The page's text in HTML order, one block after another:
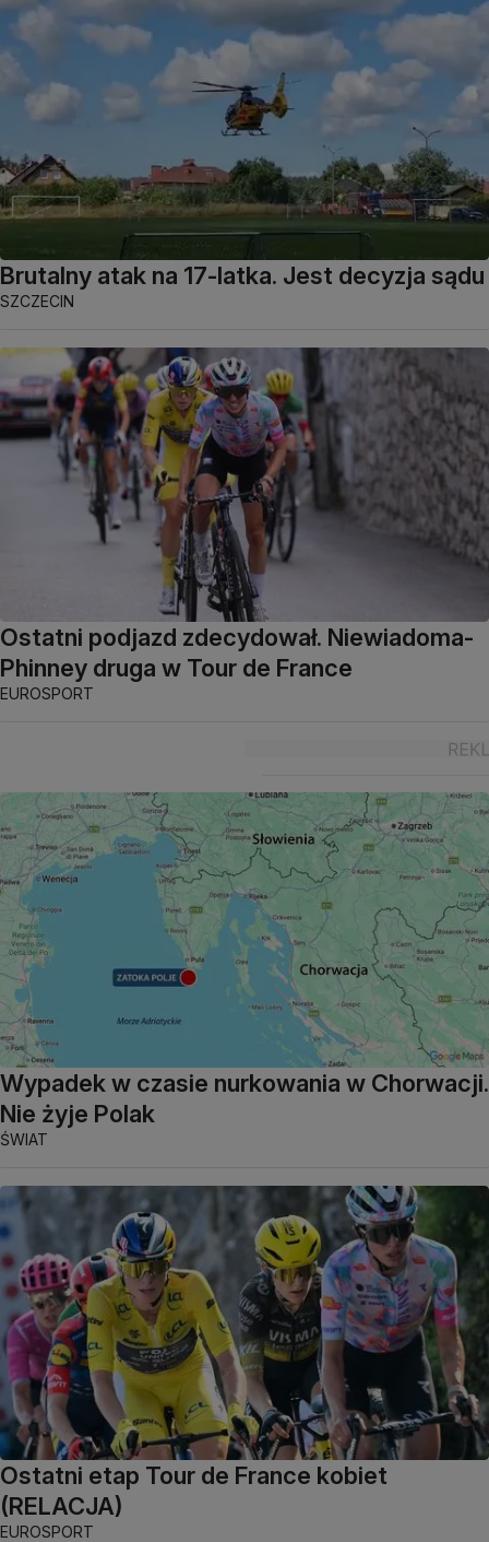
Brutalny atak na 17-latka. Jest decyzja sądu
SZCZECIN
Ostatni podjazd zdecydował. Niewiadoma-
Phinney druga w Tour de France
EUROSPORT
Wypadek w czasie nurkowania w Chorwacji.
Nie żyje Polak
ŚWIAT
Ostatni etap Tour de France kobiet
(RELACJA)
EUROSPORT